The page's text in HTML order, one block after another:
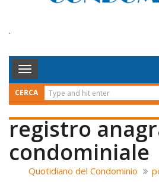
.
Toggle
Navigation
CERCA
registro
condominiale
Quotidiano del Condominio